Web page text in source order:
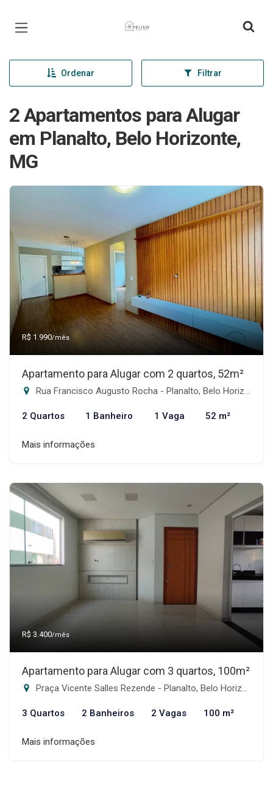
Página inicial
Ordenar Filtrar
2 Apartamentos para Alugar
em Planalto, Belo Horizonte,
MG
R$ 1.990/mês
Apartamento para Alugar com 2 quartos, 52m²
Rua Francisco Augusto Rocha - Planalto, Belo Horizonte-MG
2 Quartos 1 Banheiro 1 Vaga 52 m²
Mais informações
R$ 3.400/mês
Apartamento para Alugar com 3 quartos, 100m²
Praça Vicente Salles Rezende - Planalto, Belo Horizonte-MG
3 Quartos 2 Banheiros 2 Vagas 100 m²
Mais informações